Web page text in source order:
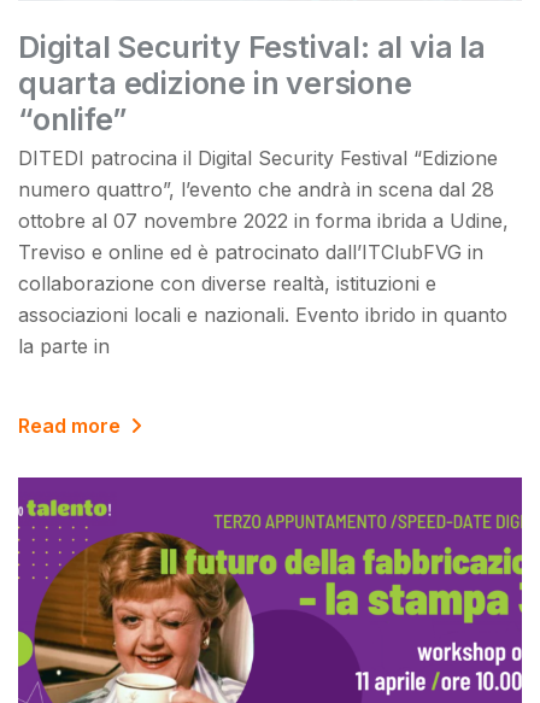
Digital Security Festival: al via la
quarta edizione in versione
“onlife”
DITEDI patrocina il Digital Security Festival “Edizione
numero quattro”, l’evento che andrà in scena dal 28
ottobre al 07 novembre 2022 in forma ibrida a Udine,
Treviso e online ed è patrocinato dall’ITClubFVG in
collaborazione con diverse realtà, istituzioni e
associazioni locali e nazionali. Evento ibrido in quanto
la parte in
Read more